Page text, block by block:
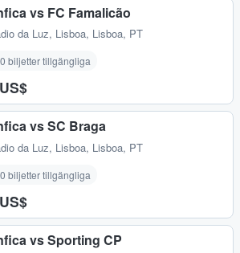
vs FC Famalicão
da Luz, Lisboa, Lisboa, PT
biljetter tillgängliga
vs SC Braga
da Luz, Lisboa, Lisboa, PT
biljetter tillgängliga
vs Sporting CP